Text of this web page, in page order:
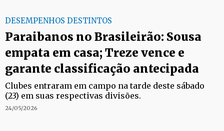
DESEMPENHOS DESTINTOS
Paraibanos no Brasileirão: Sousa
empata em casa; Treze vence e
garante classificação antecipada
Clubes entraram em campo na tarde deste sábado
(23) em suas respectivas divisões.
24/05/2026